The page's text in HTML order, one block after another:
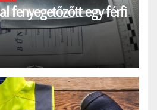
fenyegetőzőtt egy férfi